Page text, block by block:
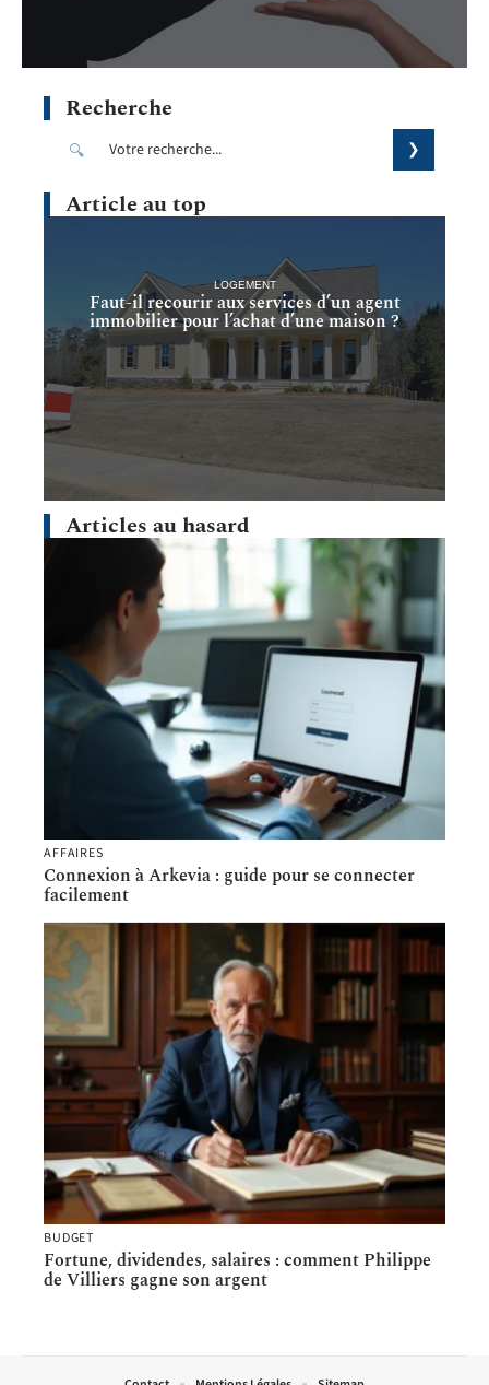
Recherche
Article au top
LOGEMENT
Faut-il recourir aux services d’un agent
immobilier pour l’achat d’une maison ?
Articles au hasard
AFFAIRES
Connexion à Arkevia : guide pour se connecter
facilement
BUDGET
Fortune, dividendes, salaires : comment Philippe
de Villiers gagne son argent